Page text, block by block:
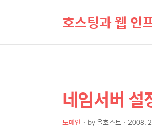
호스팅과 웹 인
상
컨
본
문
제
네임서버 설
도메인 by올호스트 2008.